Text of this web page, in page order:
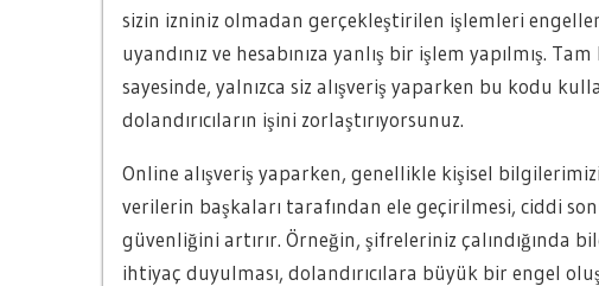
sizin izniniz olmadan gerçekleştirilen işlemleri
uyandınız ve hesabınıza yanlış bir işlem yapılmış.
sayesinde, yalnızca siz alışveriş yaparken bu kodu
dolandırıcıların işini zorlaştırıyorsunuz.
Online alışveriş yaparken, genellikle kişisel
verilerin başkaları tarafından ele geçirilmesi, ciddi
güvenliğini artırır. Örneğin, şifreleriniz çalındığında
ihtiyaç duyulması, dolandırıcılara büyük bir engel